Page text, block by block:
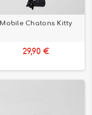
Mobile Chatons Kitty
29,90 €